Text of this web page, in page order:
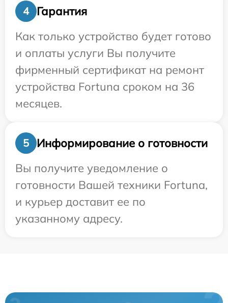
4
Гарантия
Как только устройство будет готово
и оплаты услуги Вы получите
фирменный сертификат на ремонт
устройства Fortuna сроком на 36
месяцев.
5
Информирование о готовности
Вы получите уведомление о
готовности Вашей техники Fortuna,
и курьер доставит ее по
указанному адресу.